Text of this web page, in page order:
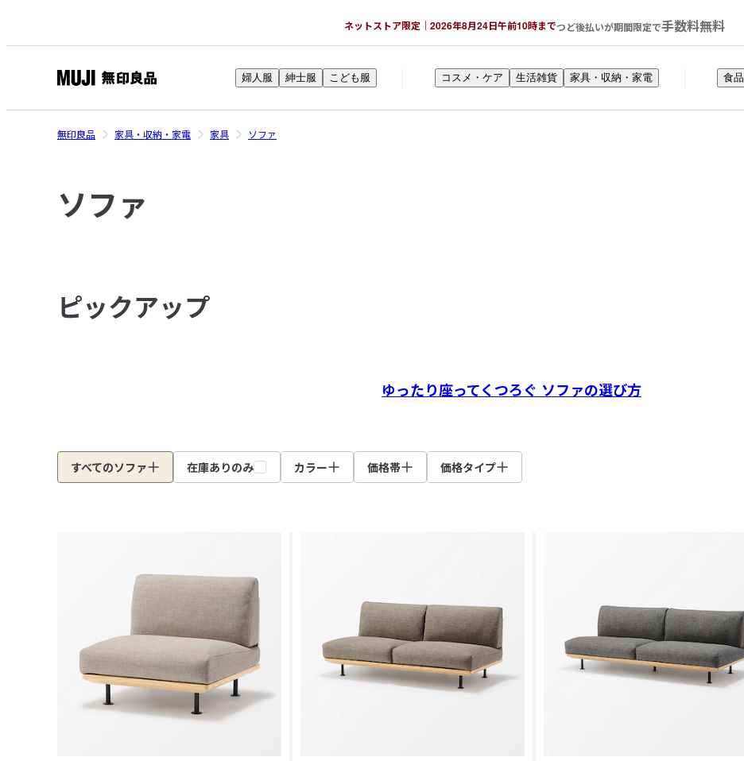
ネットストア限定｜2026年8月24日午前10時までつど後払いが期間限定で手数料無料
印
良
ッ
ト
婦人服 紳士服 こども服 コスメ・ケア 生活雑貨 家具・収納・家電 食品
無印良品 家具・収納・家電 家具 ソファ
ソファ
ピックアップ
ゆったり座ってくつろぐ ソファの選び方
すべてのソファ 在庫ありのみ カラー 価格帯 価格タイプ